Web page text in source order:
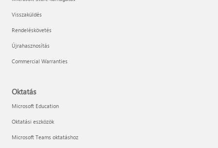
Visszaküldés
Rendeléskövetés
Újrahasznosítás
Commercial Warranties
Oktatás
Microsoft Education
Oktatási eszközök
Microsoft Teams oktatáshoz